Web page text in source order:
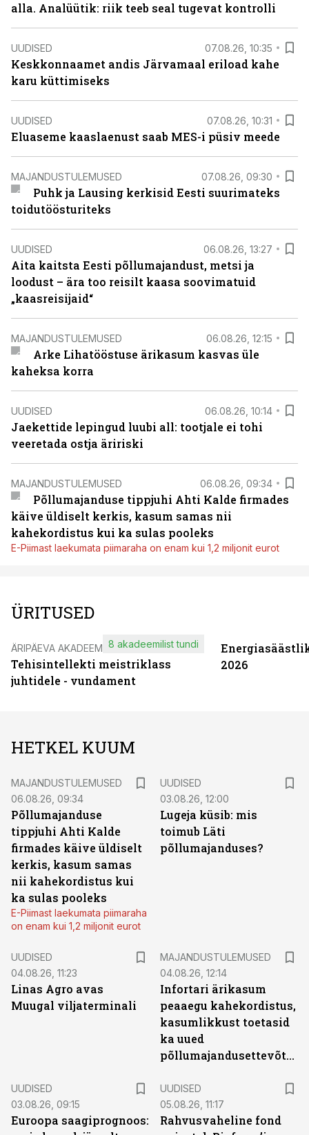
alla. Analüütik: riik teeb seal tugevat kontrolli
UUDISED 07.08.26, 10:35
Keskkonnaamet andis Järvamaal eriload kahe
karu küttimiseks
UUDISED 07.08.26, 10:31
Eluaseme kaaslaenust saab MES-i püsiv meede
MAJANDUSTULEMUSED 07.08.26, 09:30
Puhk ja Lausing kerkisid Eesti suurimateks
toidutöösturiteks
UUDISED 06.08.26, 13:27
Aita kaitsta Eesti põllumajandust, metsi ja
loodust – ära too reisilt kaasa soovimatuid
„kaasreisijaid“
MAJANDUSTULEMUSED 06.08.26, 12:15
Arke Lihatööstuse ärikasum kasvas üle
kaheksa korra
UUDISED 06.08.26, 10:14
Jaekettide lepingud luubi all: tootjale ei tohi
veeretada ostja äririski
MAJANDUSTULEMUSED 06.08.26, 09:34
Põllumajanduse tippjuhi Ahti Kalde firmades
käive üldiselt kerkis, kasum samas nii
kahekordistus kui ka sulas pooleks
E-Piimast laekumata piimaraha on enam kui 1,2 miljonit eurot
ÜRITUSED
ÄRIPÄEVA AKADEEMIA
Tehisintellekti meistriklass
juhtidele - vundament
8 akadeemilist tundi
2026
HETKEL KUUM
MAJANDUSTULEMUSED
06.08.26, 09:34
Põllumajanduse
tippjuhi Ahti Kalde
firmades käive üldiselt
kerkis, kasum samas
nii kahekordistus kui
ka sulas pooleks
E-Piimast laekumata piimaraha
on enam kui 1,2 miljonit eurot
UUDISED
03.08.26, 12:00
Lugeja küsib: mis
toimub Läti
põllumajanduses?
UUDISED
04.08.26, 11:23
Linas Agro avas
Muugal viljaterminali
MAJANDUSTULEMUSED
04.08.26, 12:14
Infortari ärikasum
peaaegu kahekordistus,
kasumlikkust toetasid
ka uued
põllumajandusettevõtted
UUDISED
03.08.26, 09:15
Euroopa saagiprognoos:
UUDISED
05.08.26, 11:17
Rahvusvaheline fond